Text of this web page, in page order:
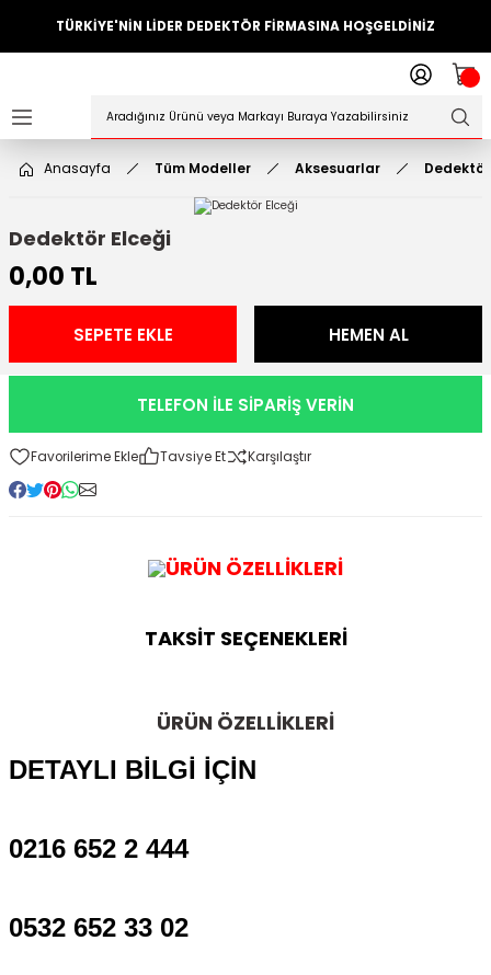
TÜRKİYE'NİN LİDER DEDEKTÖR FİRMASINA HOŞGELDİNİZ
Geri Dön
Anasayfa Tüm Modeller Aksesuarlar
Dedektör Elceği
0,00 TL
SEPETE EKLE HEMEN AL
TELEFON İLE SİPARİŞ VERİN
Tavsiye Et Karşılaştır
ÜRÜN ÖZELLİKLERİ
TAKSİT SEÇENEKLERİ
ÜRÜN ÖZELLİKLERİ
DETAYLI BİLGİ İÇİN
0216 652 2 444
0532 652 33 02